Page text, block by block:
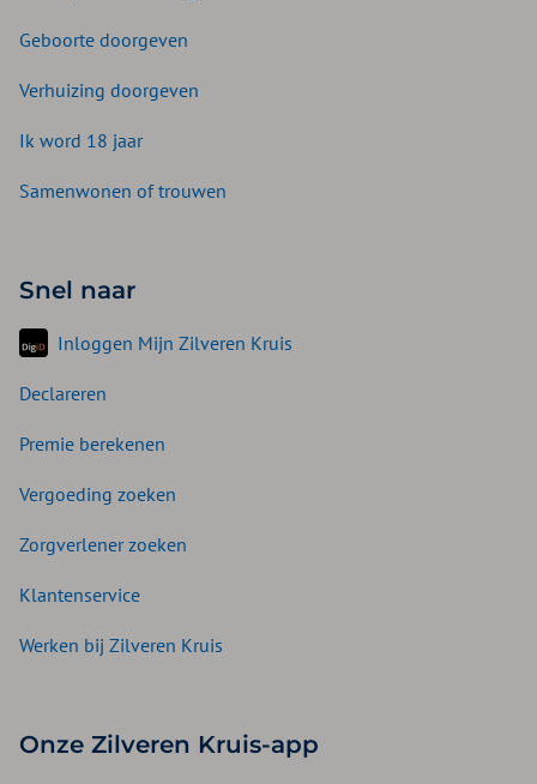
Geboorte doorgeven
Verhuizing doorgeven
Ik word 18 jaar
Samenwonen of trouwen
Snel naar
Inloggen Mijn Zilveren Kruis
Declareren
Premie berekenen
Vergoeding zoeken
Zorgverlener zoeken
Klantenservice
Werken bij Zilveren Kruis
Onze Zilveren Kruis-app